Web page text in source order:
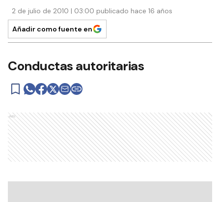
2 de julio de 2010 | 03:00 publicado hace 16 años
Añadir como fuente en
Conductas autoritarias
Ads